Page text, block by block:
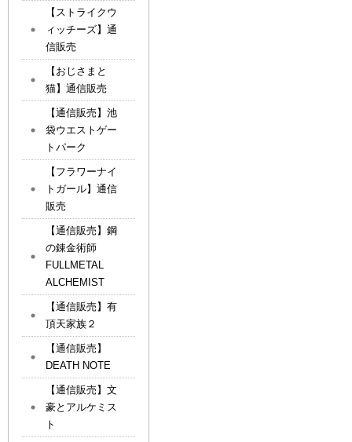
【ストライクウ
ィッチーズ】通
信販売
【おじさまと
猫】通信販売
【通信販売】池
袋ウエストゲー
トパーク
【フラワーナイ
トガール】通信
販売
【通信販売】鋼
の錬金術師
FULLMETAL
ALCHEMIST
【通信販売】有
頂天家族２
【通信販売】
DEATH NOTE
【通信販売】文
豪とアルケミス
ト